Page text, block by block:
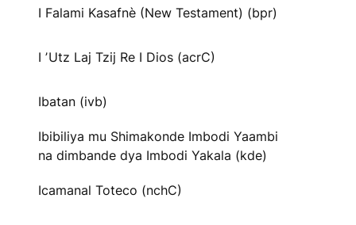
I Falami Kasafnè (New Testament) (bpr)
I ʼUtz Laj Tzij Re I Dios (acrC)
Ibatan (ivb)
Ibibiliya mu Shimakonde Imbodi Yaambi
na dimbande dya Imbodi Yakala (kde)
Icamanal Toteco (nchC)